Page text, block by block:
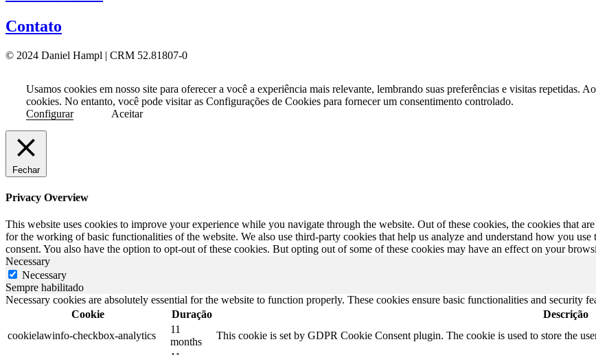
Contato
© 2024 Daniel Hampl | CRM 52.81807-0
Usamos cookies em nosso site para oferecer a você a experiência mais relevante, lembrando suas preferências e visitas repetidas.
cookies. No entanto, você pode visitar as Configurações de Cookies para fornecer um consentimento controlado.
Configurar
Aceitar
Fechar
Privacy Overview
This website uses cookies to improve your experience while you navigate through the website. Out of these cookies, the cookies that
for the working of basic functionalities of the website. We also use third-party cookies that help us analyze and understand how you
consent. You also have the option to opt-out of these cookies. But opting out of some of these cookies may have an effect on your
Necessary
Necessary
Sempre habilitado
Necessary cookies are absolutely essential for the website to function properly. These cookies ensure basic functionalities and security
Cookie
Duração
Descrição
cookielawinfo-checkbox-analytics
11
months
This cookie is set by GDPR Cookie Consent plugin. The cookie is used to store the